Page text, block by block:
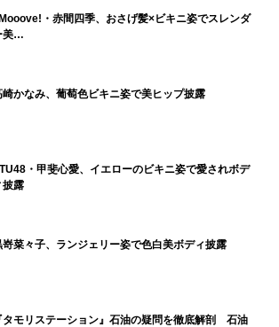
・赤間四季、おさげ髪×ビキニ姿でスレンダ
美…
崎かなみ、葡萄色ビキニ姿で美ヒップ披露
・甲斐心愛、イエローのビキニ姿で愛されボデ
披露
嵜菜々子、ランジェリー姿で色白美ボディ披露
タモリステーション』石油の疑問を徹底解剖 石油